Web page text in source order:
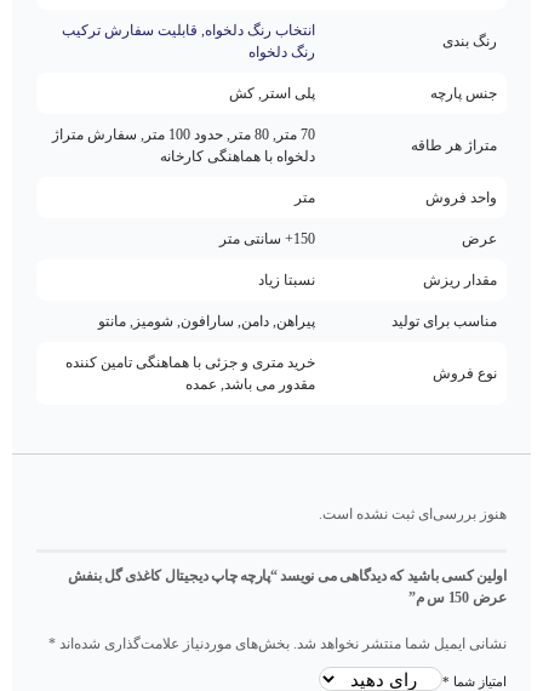
رنگ بندی
انتخاب رنگ دلخواه, قابلیت سفارش ترکیب
رنگ دلخواه
جنس پارچه پلی استر, کش
متراژ هر طاقه
70 متر, 80 متر, حدود 100 متر, سفارش متراژ
دلخواه با هماهنگی کارخانه
واحد فروش متر
عرض 150+ سانتی متر
مقدار ریزش نسبتا زیاد
مناسب برای تولید پیراهن, دامن, سارافون, شومیز, مانتو
نوع فروش
خرید متری و جزئی با هماهنگی تامین کننده
مقدور می باشد, عمده
هنوز بررسی‌ای ثبت نشده است.
اولین کسی باشید که دیدگاهی می نویسد “پارچه چاپ دیجیتال کاغذی گل بنفش
عرض 150 س م”
نشانی ایمیل شما منتشر نخواهد شد. بخش‌های موردنیاز علامت‌گذاری شده‌اند *
امتیاز شما *